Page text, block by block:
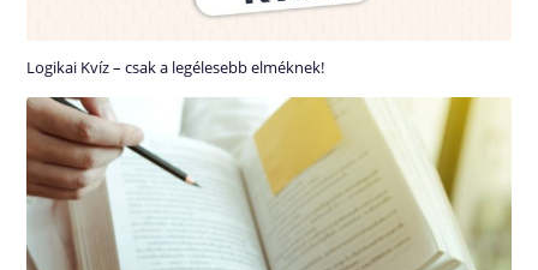
Logikai Kvíz – csak a legélesebb elméknek!